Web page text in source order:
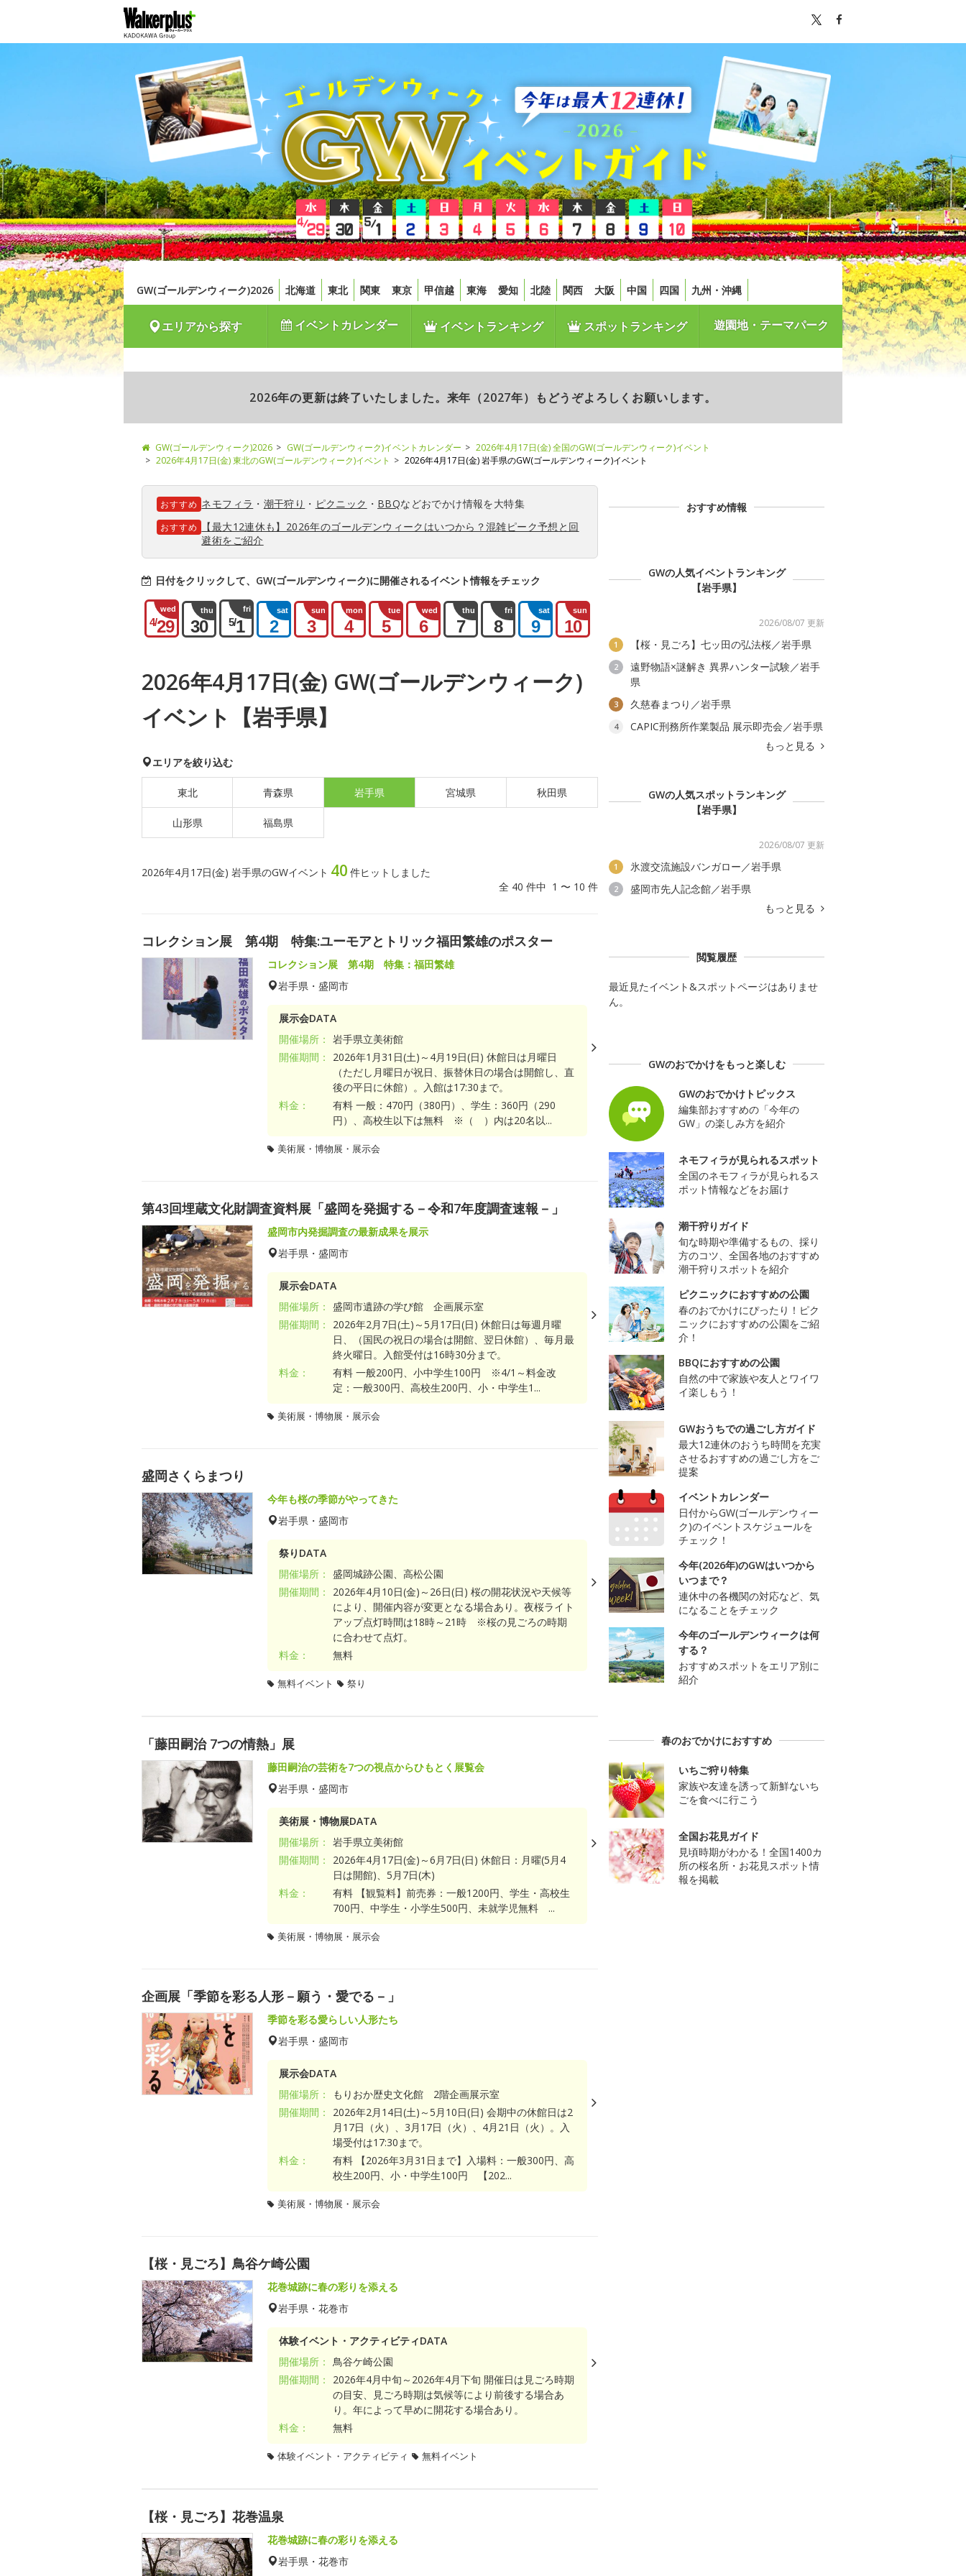
GW(ゴールデンウィーク)2026 北海道 東北 関東 東京 甲信越 東海 愛知 北陸 関西 大阪 中国 四国 九州・沖縄
エリアから探す イベントカレンダー イベントランキング スポットランキング 遊園地・テーマパーク
2026年の更新は終了いたしました。来年（2027年）もどうぞよろしくお願いします。
GW(ゴールデンウィーク)2026 GW(ゴールデンウィーク)イベントカレンダー
2026年4月17日(金) 全国のGW(ゴールデンウィーク)イベント
2026年4月17日(金) 東北のGW(ゴールデンウィーク)イベント
2026年4月17日(金) 岩手県のGW(ゴールデンウィーク)イベント
おすすめ ネモフィラ ・ 潮干狩り ・ ピクニック ・ BBQなどおでかけ情報を大特集
おすすめ
【最大12連休も】2026年のゴールデンウィークはいつから？混雑ピーク予想と回
避術をご紹介
日付をクリックして、GW(ゴールデンウィーク)に開催されるイベント情報をチェック
wed
4/29
thu
30
fri
5/1
sat
2
sun
3
mon
4
tue
5
wed
6
thu
7
fri
8
sat
9
sun
10
2026年4月17日(金) GW(ゴールデンウィーク)
イベント【岩手県】
エリアを絞り込む
東北 青森県 岩手県 宮城県 秋田県
山形県 福島県
2026年4月17日(金) 岩手県のGWイベント 40 件ヒットしました
全 40 件中 1 〜 10 件
コレクション展 第4期 特集:ユーモアとトリック福田繁雄のポスター
コレクション展 第4期 特集：福田繁雄
岩手県・盛岡市
展示会DATA
開催場所： 岩手県立美術館
開催期間：
2026年1月31日(土)～4月19日(日) 休館日は月曜日
（ただし月曜日が祝日、振替休日の場合は開館し、直
後の平日に休館）。入館は17:30まで。
料金：
有料 一般：470円（380円）、学生：360円（290
円）、高校生以下は無料 ※（ ）内は20名以...
美術展・博物展・展示会
第43回埋蔵文化財調査資料展「盛岡を発掘する－令和7年度調査速報－」
盛岡市内発掘調査の最新成果を展示
岩手県・盛岡市
展示会DATA
開催場所： 盛岡市遺跡の学び館 企画展示室
開催期間：
2026年2月7日(土)～5月17日(日) 休館日は毎週月曜
日、（国民の祝日の場合は開館、翌日休館）、毎月最
終火曜日。入館受付は16時30分まで。
料金：
有料 一般200円、小中学生100円 ※4/1～料金改
定：一般300円、高校生200円、小・中学生1...
美術展・博物展・展示会
盛岡さくらまつり
今年も桜の季節がやってきた
岩手県・盛岡市
祭りDATA
開催場所： 盛岡城跡公園、高松公園
開催期間：
2026年4月10日(金)～26日(日) 桜の開花状況や天候等
により、開催内容が変更となる場合あり。夜桜ライト
アップ点灯時間は18時～21時 ※桜の見ごろの時期
に合わせて点灯。
料金：
無料
無料イベント 祭り
「藤田嗣治 7つの情熱」展
藤田嗣治の芸術を7つの視点からひもとく展覧会
岩手県・盛岡市
美術展・博物展DATA
開催場所： 岩手県立美術館
開催期間：
2026年4月17日(金)～6月7日(日) 休館日：月曜(5月4
日は開館)、5月7日(木)
料金：
有料 【観覧料】前売券：一般1200円、学生・高校生
700円、中学生・小学生500円、未就学児無料 ...
美術展・博物展・展示会
企画展「季節を彩る人形－願う・愛でる－」
季節を彩る愛らしい人形たち
岩手県・盛岡市
展示会DATA
開催場所：
もりおか歴史文化館 2階企画展示室
開催期間：
2026年2月14日(土)～5月10日(日) 会期中の休館日は2
月17日（火）、3月17日（火）、4月21日（火）。入
場受付は17:30まで。
料金：
有料 【2026年3月31日まで】入場料：一般300円、高
校生200円、小・中学生100円 【202...
美術展・博物展・展示会
【桜・見ごろ】鳥谷ケ崎公園
花巻城跡に春の彩りを添える
岩手県・花巻市
体験イベント・アクティビティDATA
開催場所：
鳥谷ケ崎公園
開催期間：
2026年4月中旬～2026年4月下旬 開催日は見ごろ時期
の目安、見ごろ時期は気候等により前後する場合あ
り。年によって早めに開花する場合あり。
料金：
無料
体験イベント・アクティビティ 無料イベント
【桜・見ごろ】花巻温泉
花巻城跡に春の彩りを添える
岩手県・花巻市
おすすめ情報
GWの人気イベントランキング
【岩手県】
2026/08/07 更新
1 【桜・見ごろ】七ッ田の弘法桜／岩手県
2
遠野物語×謎解き 異界ハンター試験／岩手
県
3 久慈春まつり／岩手県
4
CAPIC刑務所作業製品 展示即売会／岩手県
もっと見る
GWの人気スポットランキング
【岩手県】
2026/08/07 更新
1 氷渡交流施設バンガロー／岩手県
2
盛岡市先人記念館／岩手県
もっと見る
閲覧履歴
最近見たイベント&スポットページはありませ
ん。
GWのおでかけをもっと楽しむ
GWのおでかけトピックス
編集部おすすめの「今年の
GW」の楽しみ方を紹介
ネモフィラが見られるスポット
全国のネモフィラが見られるス
ポット情報などをお届け
潮干狩りガイド
旬な時期や準備するもの、採り
方のコツ、全国各地のおすすめ
潮干狩りスポットを紹介
ピクニックにおすすめの公園
春のおでかけにぴったり！ピク
ニックにおすすめの公園をご紹
介！
BBQにおすすめの公園
自然の中で家族や友人とワイワ
イ楽しもう！
GWおうちでの過ごし方ガイド
最大12連休のおうち時間を充実
させるおすすめの過ごし方をご
提案
イベントカレンダー
日付からGW(ゴールデンウィー
ク)のイベントスケジュールを
チェック！
今年(2026年)のGWはいつから
いつまで？
連休中の各機関の対応など、気
になることをチェック
今年のゴールデンウィークは何
する？
おすすめスポットをエリア別に
紹介
春のおでかけにおすすめ
いちご狩り特集
家族や友達を誘って新鮮ないち
ごを食べに行こう
全国お花見ガイド
見頃時期がわかる！全国1400カ
所の桜名所・お花見スポット情
報を掲載